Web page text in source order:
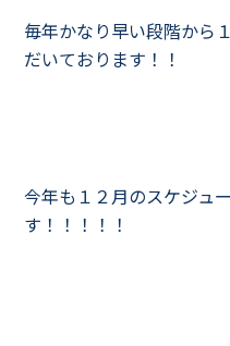
毎年かなり早い段階から
だいております！！
今年も１２月のスケジュ
す！！！！！